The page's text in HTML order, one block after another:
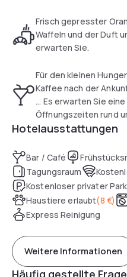
kostenpflichtiges Parkhaus.
Frisch gepresster
Waffeln und der Duft
erwarten Sie.
Für den kleinen
Kaffee nach der
... Es erwarten Sie
Öffnungszeiten rund
Hotelausstattungen
Bar / Café
Tagungsraum
Kostenloser privater
Haustiere erlaubt(8 €)
Express Reinigung
Weitere Informationen
Häufig gestellte